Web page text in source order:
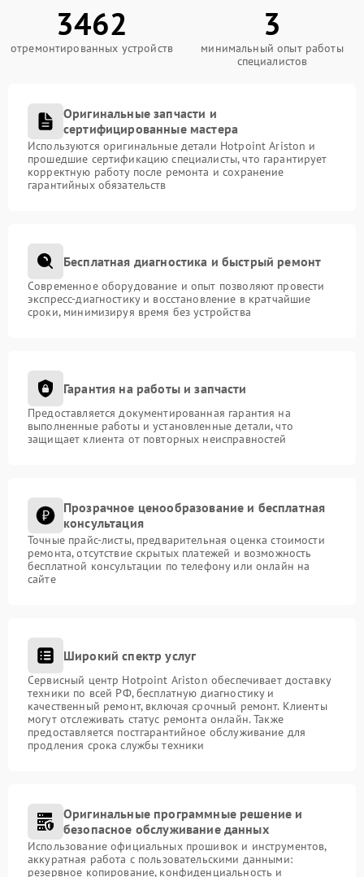
3462
отремонтированных устройств
3
минимальный опыт работы
специалистов
Оригинальные запчасти и
сертифицированные мастера
Используются оригинальные детали Hotpoint Ariston и
прошедшие сертификацию специалисты, что гарантирует
корректную работу после ремонта и сохранение
гарантийных обязательств
Бесплатная диагностика и быстрый ремонт
Современное оборудование и опыт позволяют провести
экспресс-диагностику и восстановление в кратчайшие
сроки, минимизируя время без устройства
Гарантия на работы и запчасти
Предоставляется документированная гарантия на
выполненные работы и установленные детали, что
защищает клиента от повторных неисправностей
Прозрачное ценообразование и бесплатная
консультация
Точные прайс-листы, предварительная оценка стоимости
ремонта, отсутствие скрытых платежей и возможность
бесплатной консультации по телефону или онлайн на
сайте
Широкий спектр услуг
Сервисный центр Hotpoint Ariston обеспечивает доставку
техники по всей РФ, бесплатную диагностику и
качественный ремонт, включая срочный ремонт. Клиенты
могут отслеживать статус ремонта онлайн. Также
предоставляется постгарантийное обслуживание для
продления срока службы техники
Оригинальные программные решение и
безопасное обслуживание данных
Использование официальных прошивок и инструментов,
аккуратная работа с пользовательскими данными:
резервное копирование, конфиденциальность и